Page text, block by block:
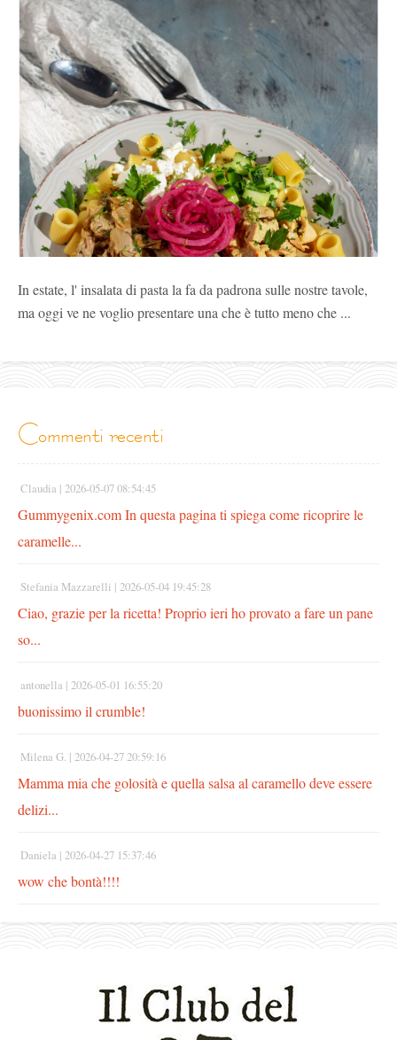
In estate, l' insalata di pasta la fa da padrona sulle nostre tavole,
ma oggi ve ne voglio presentare una che è tutto meno che ...
commenti recenti
Claudia | 2026-05-07 08:54:45
Gummygenix.com In questa pagina ti spiega come ricoprire le
caramelle...
Stefania Mazzarelli | 2026-05-04 19:45:28
Ciao, grazie per la ricetta! Proprio ieri ho provato a fare un pane
so...
antonella | 2026-05-01 16:55:20
buonissimo il crumble!
Milena G. | 2026-04-27 20:59:16
Mamma mia che golosità e quella salsa al caramello deve essere
delizi...
Daniela | 2026-04-27 15:37:46
wow che bontà!!!!